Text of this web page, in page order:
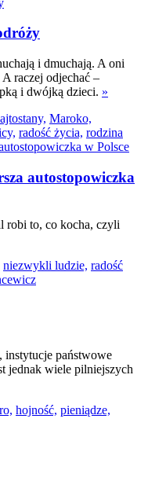
i dmuchają. A oni
raczej odjechać –
i dwójką dzieci. »
Maroko,
radość życia, rodzina
autostopowiczka
robi to, co kocha, czyli
niezwykli ludzie, radość
instytucje państwowe
jednak wiele pilniejszych
hojność, pieniądze,